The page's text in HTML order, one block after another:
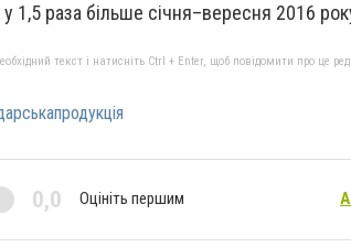
1,5 раза більше січня–вересня 2016
текст і натисніть Ctrl + Enter, щоб повідомити про це
0,0 Оцініть першим